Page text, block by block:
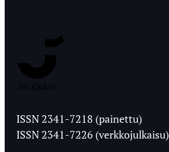
Ylioppilaslehti
ISSN 2341-7218 (painettu)
ISSN 2341-7226 (verkkojulkaisu)